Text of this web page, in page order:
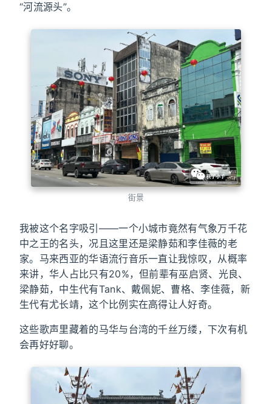
“河流源头”。
街景
我被这个名字吸引——一个小城市竟然有气象万千花
中之王的名头，况且这里还是梁静茹和李佳薇的老
家。马来西亚的华语流行音乐一直让我惊叹，从概率
来讲，华人占比只有20%，但前辈有巫启贤、光良、
梁静茹，中生代有Tank、戴佩妮、曹格、李佳薇，新
生代有尤长靖，这个比例实在高得让人好奇。
这些歌声里藏着的马华与台湾的千丝万缕，下次有机
会再好好聊。